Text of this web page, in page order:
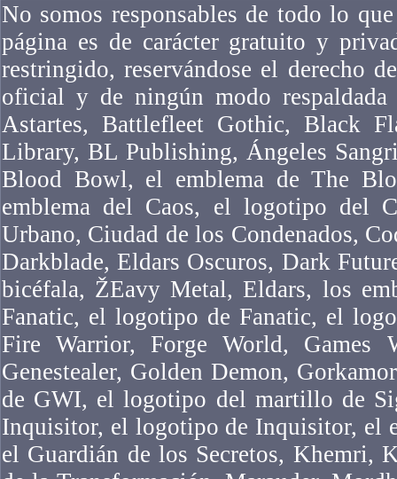
No somos responsables de todo lo
página es de carácter gratuito y
restringido, reservándose el derecho
oficial y de ningún modo
Astartes, Battlefleet Gothic, Black
Library, BL Publishing, Ángeles
Blood Bowl, el emblema de The
emblema del Caos, el logotipo del
Urbano, Ciudad de los Condenados,
Darkblade, Eldars Oscuros, Dark
bicéfala, ŽEavy Metal, Eldars, los
Fanatic, el logotipo de Fanatic, el
Fire Warrior, Forge World, Games
Genestealer, Golden Demon,
de GWI, el logotipo del martillo de
Inquisitor, el logotipo de Inquisitor, el
el Guardián de los Secretos, Khemri,